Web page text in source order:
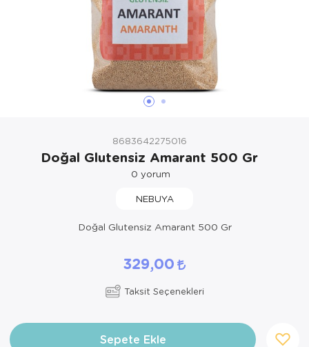
8683642275016
Doğal Glutensiz Amarant 500 Gr
0 yorum
NEBUYA
Doğal Glutensiz Amarant 500 Gr
329,00
Taksit Seçenekleri
Sepete Ekle